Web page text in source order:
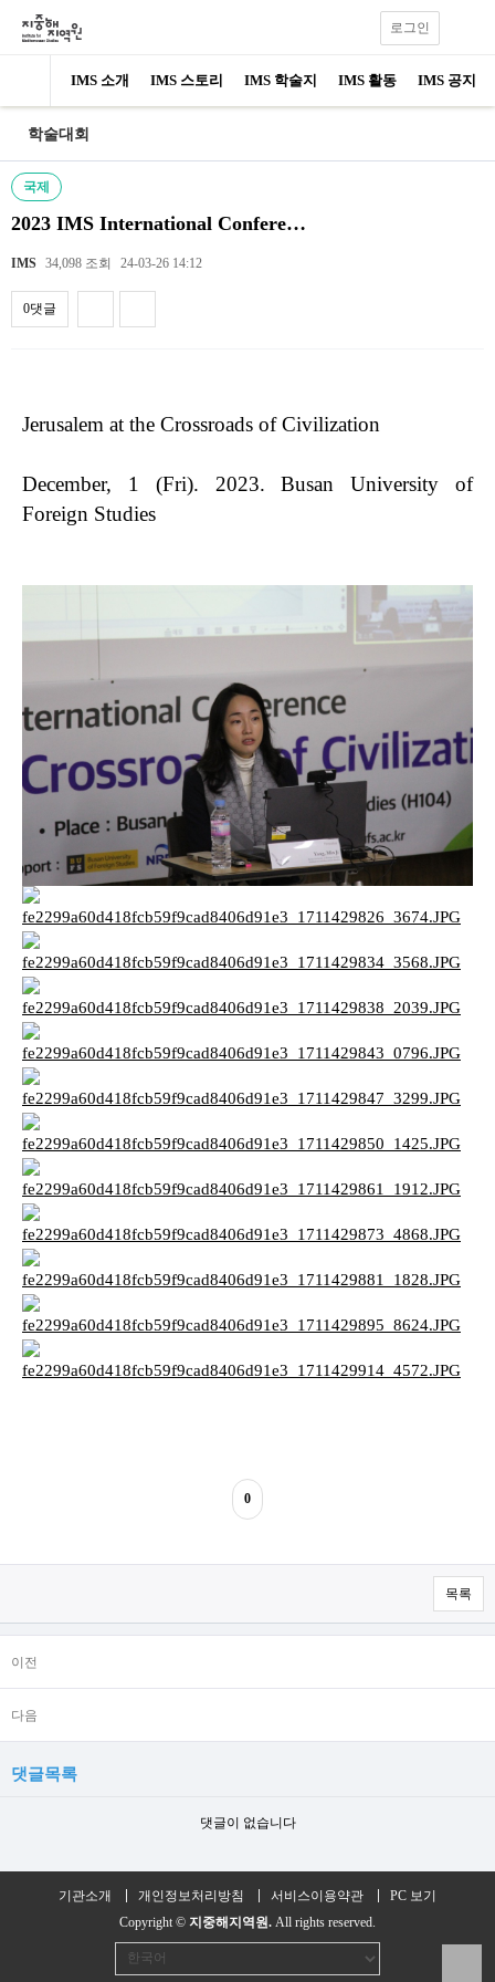
IMS 소개 IMS 스토리 IMS 학술지 IMS 활동 IMS 공지
로그인
학술대회
국제
2023 IMS International Confere…
IMS 34,098 조회 24-03-26 14:12
0댓글
Jerusalem at the Crossroads of Civilization
December, 1 (Fri). 2023. Busan University of
Foreign Studies
0
목록
이전
다음
댓글목록
댓글이 없습니다
기관소개 개인정보처리방침 서비스이용약관
PC 보기
Copyright © 지중해지역원. All rights reserved.